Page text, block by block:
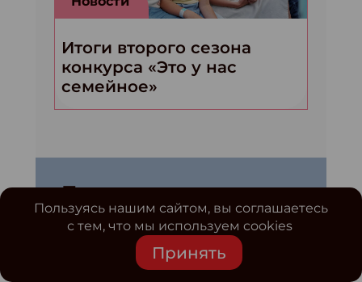
Итоги второго сезона
конкурса «Это у нас
семейное»
Подписаться на
новости
ПОДПИСАТЬСЯ
Пользуясь нашим сайтом, вы соглашаетесь
с тем, что мы используем cookies
Принять